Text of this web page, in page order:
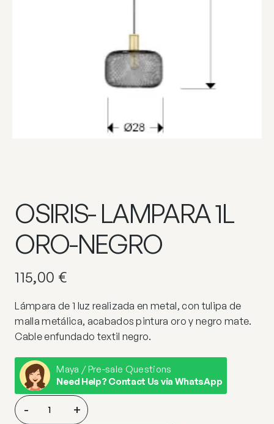
OSIRIS- LAMPARA 1L
ORO-NEGRO
115,00 €
Lámpara de 1 luz realizada en metal, con tulipa de
malla metálica, acabados pintura oro y negro mate.
Cable enfundado textil negro.
Maya / Pre-sale Questions
Need Help? Contact Us via WhatsApp
OSIRIS-
LAMPARA
- +